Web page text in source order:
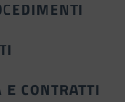
CONTRATTI